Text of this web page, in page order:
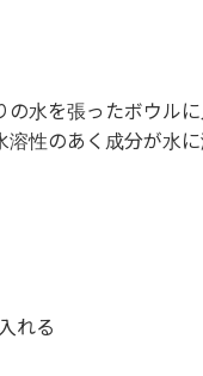
水を張ったボウル
性のあく成分が水
れる